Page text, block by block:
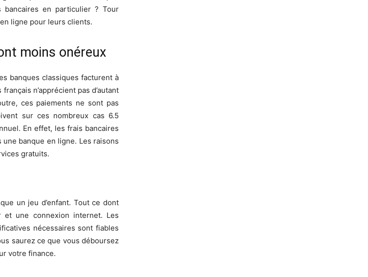
en particulier ? Tour
ligne pour leurs clients.
moins onéreux
banques classiques facturent à
n’apprécient pas d’autant
ces paiements ne sont pas
sur ces nombreux cas 6.5
En effet, les frais bancaires
banque en ligne. Les raisons
gratuits.
un jeu d’enfant. Tout ce dont
une connexion internet. Les
nécessaires sont fiables
saurez ce que vous déboursez
votre finance.